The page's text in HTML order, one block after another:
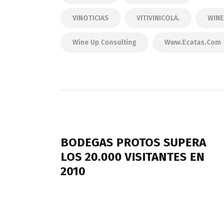
VINOTICIAS VITIVINICOLA. WINE
Wine Up Consulting Www.ecatas.com
entradas
BODEGAS PROTOS SUPERA
LOS 20.000 VISITANTES EN
2010